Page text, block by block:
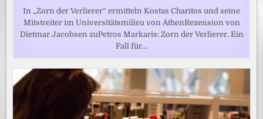
In „Zorn der Verlierer“ ermitteln Kostas Charitos und seine
Mitstreiter im Universitätsmilieu von AthenRezension von
Dietmar Jacobsen zuPetros Markaris: Zorn der Verlierer. Ein
Fall für…